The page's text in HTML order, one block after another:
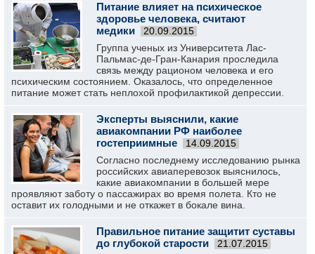
Питание влияет на психическое
здоровье человека, считают
медики
20.09.2015
Группа ученых из Университета Лас-
Пальмас-де-Гран-Канария проследила
связь между рационом человека и его
психическим состоянием. Оказалось, что определенное
питание может стать неплохой профилактикой депрессии.
Эксперты выяснили, какие
авиакомпании РФ наиболее
гостеприимные
14.09.2015
Согласно последнему исследованию рынка
российских авиаперевозок выяснилось,
какие авиакомпании в большей мере
проявляют заботу о пассажирах во время полета. Кто не
оставит их голодными и не откажет в бокале вина.
Правильное питание защитит суставы
до глубокой старости
21.07.2015